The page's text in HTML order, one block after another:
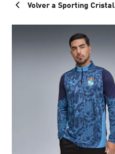
Volver a Sporting Cristal